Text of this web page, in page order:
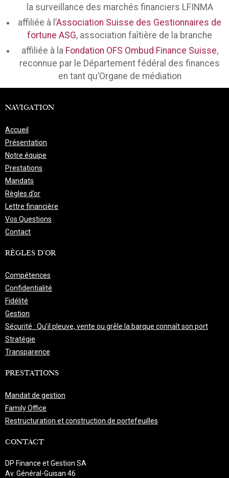
la surveillance des marchés financiers LFINMA
affiliée à l’Association Suisse des Gestionnaires de
fortune ASG, association faîtière de la branche
affiliée à la Fondation OFS Ombud Finance Suisse,
reconnue par le Département fédéral des finances
en tant qu’Organe de médiation
NAVIGATION
Accueil
Présentation
Notre équipe
Prestations
Mandats
Règles d’or
Lettre financière
Vos Questions
Contact
RÈGLES D'OR
Compétences
Confidentialité
Fidélité
Gestion
Sécurité : Qu’il pleuve, vente ou grêle la barque connaît son port
Stratégie
Transparence
PRESTATIONS
Mandat de gestion
Family Office
Restructuration et construction de portefeuilles
CONTACT
DP Finance et Gestion SA
Av. Général-Guisan 46